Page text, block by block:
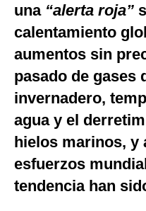
México
España
Internacional
Tecnología
Club del Suscriptor
Mix
una“alerta roja”
calentamiento
aumentos sin
pasado de gases
invernadero,
agua y el
hielos marinos, y
esfuerzos
tendencia han